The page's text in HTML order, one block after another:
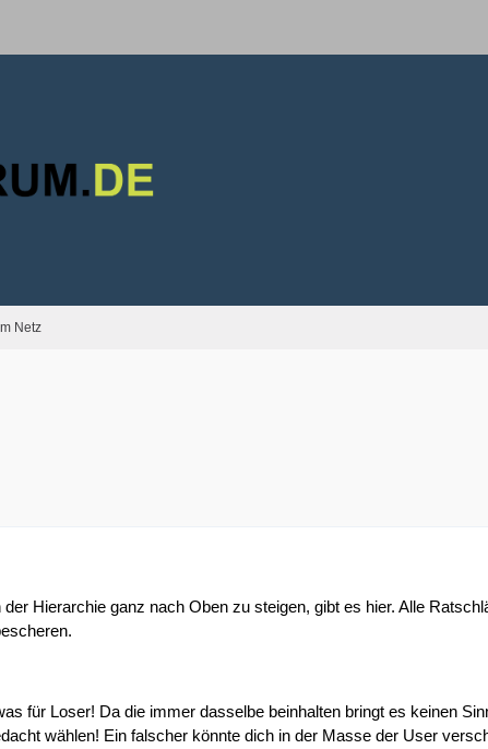
Netz
Hierarchie ganz nach Oben zu steigen, gibt es hier. Alle
für Loser! Da die immer dasselbe beinhalten bringt es keinen
wählen! Ein falscher könnte dich in der Masse der User